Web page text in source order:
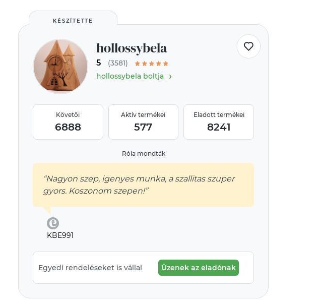
KÉSZÍTETTE
hollossybela
5
(3581)
hollossybela boltja
›
Követői
6888
Aktív termékei
577
Eladott termékei
8241
Róla mondták
“Nagyon szep, igenyes munka, a szallitas szuper
gyors. Koszonom szepen!”
KBE991
Egyedi rendeléseket is vállal Üzenek az eladónak